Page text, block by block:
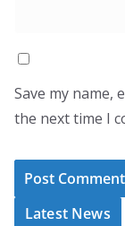
Save my name,
the next time I
Latest News